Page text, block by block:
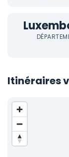
Itinéraires